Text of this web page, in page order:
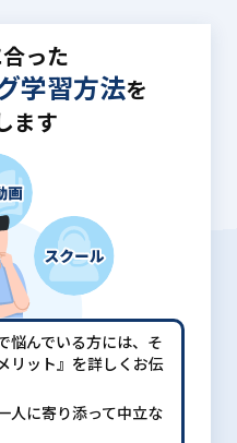
った
学習方法を
ます
んでいる方には、 そ
リット』を詳しくお伝
人に寄り添って中立な